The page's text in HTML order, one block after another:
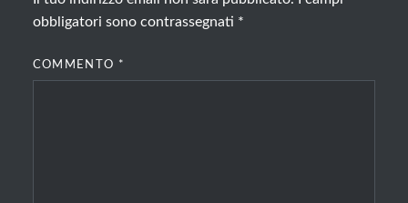
obbligatori sono contrassegnati *
COMMENTO *